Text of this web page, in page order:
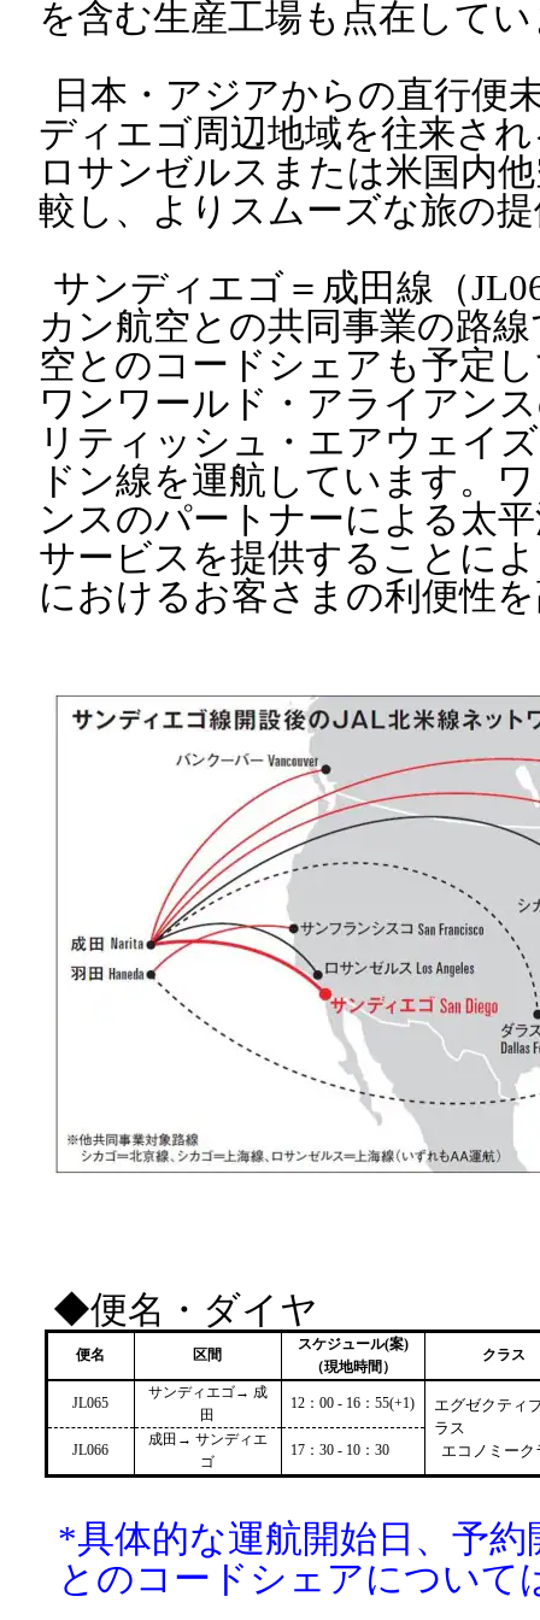
を含む生産工場も点在して
日本・アジアからの直行便
ディエゴ周辺地域を往来さ
ロサンゼルスまたは米国内
較し、よりスムーズな旅の
サンディエゴ＝成田線（
カン航空との共同事業の路
空とのコードシェアも予定
ワンワールド・アライアン
リティッシュ・エアウェイ
ドン線を運航しています。
ンスのパートナーによる太
サービスを提供することに
におけるお客さまの利便性
◆便名・ダイヤ
便名 区間
スケジュール(案)
（現地時間）
クラス
JL065
サンディエゴ→ 成
田
12： 00 - 16： 55(+1)
エグゼクティ
ラス
エコノミーク
JL066
成田→ サンディエ
ゴ
17： 30 - 10： 30
*具体的な運航開始日、予
とのコードシェアについて